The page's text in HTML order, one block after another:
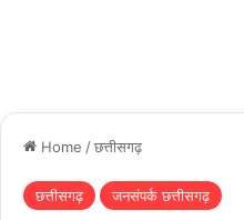
Home /छत्तीसगढ़
छत्तीसगढ़ जनसंपर्क छत्तीसगढ़